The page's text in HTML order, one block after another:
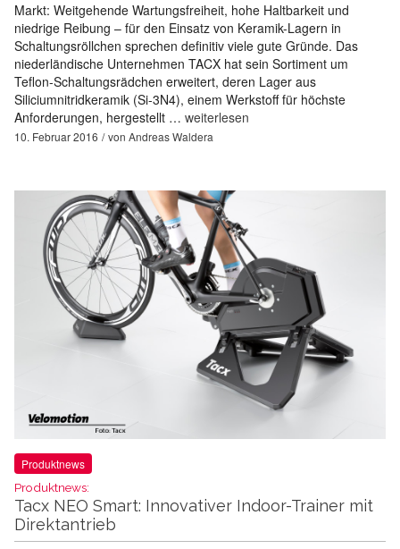
Markt: Weitgehende Wartungsfreiheit, hohe Haltbarkeit und
niedrige Reibung – für den Einsatz von Keramik-Lagern in
Schaltungsröllchen sprechen definitiv viele gute Gründe. Das
niederländische Unternehmen TACX hat sein Sortiment um
Teflon-Schaltungsrädchen erweitert, deren Lager aus
Siliciumnitridkeramik (Si-3N4), einem Werkstoff für höchste
Anforderungen, hergestellt … weiterlesen
10. Februar 2016 von Andreas Waldera
Produktnews
Produktnews:
Tacx NEO Smart: Innovativer Indoor-Trainer mit
Direktantrieb